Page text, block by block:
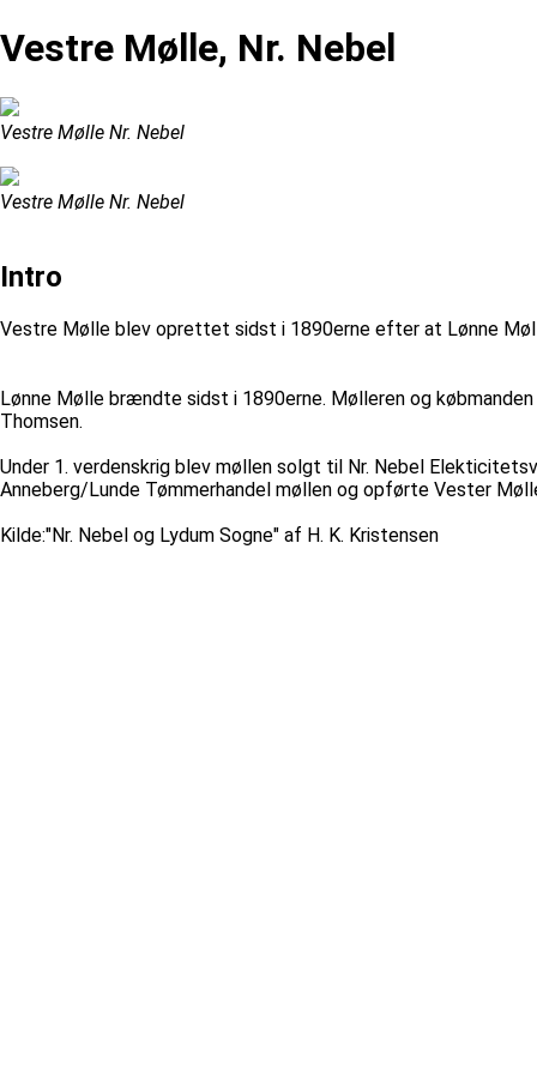
Vestre Mølle, Nr. Nebel
Vestre Mølle Nr. Nebel
Vestre Mølle Nr. Nebel
Intro
Vestre Mølle blev oprettet sidst i 1890erne efter at Lønne
Lønne Mølle brændte sidst i 1890erne. Mølleren og
Thomsen.
Under 1. verdenskrig blev møllen solgt til Nr. Nebel
Anneberg/Lunde Tømmerhandel møllen og opførte Vester
Kilde:"Nr. Nebel og Lydum Sogne" af H. K. Kristensen